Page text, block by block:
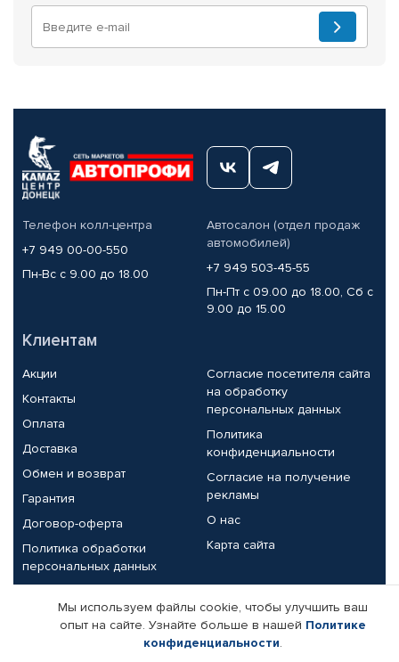
Телефон колл-центра
+7 949 00-00-550
Пн-Вс с 9.00 до 18.00
Автосалон (отдел продаж
автомобилей)
+7 949 503-45-55
Пн-Пт с 09.00 до 18.00, Сб с
9.00 до 15.00
Клиентам
Акции
Контакты
Оплата
Доставка
Обмен и возврат
Гарантия
Договор-оферта
Политика обработки
персональных данных
Согласие посетителя сайта
на обработку
персональных данных
Политика
конфиденциальности
Согласие на получение
рекламы
О нас
Карта сайта
Партнерам
Корпоративным клиентам
Реквизиты компании
Мы используем файлы cookie, чтобы улучшить ваш
опыт на сайте. Узнайте больше в нашей Политике
конфиденциальности.